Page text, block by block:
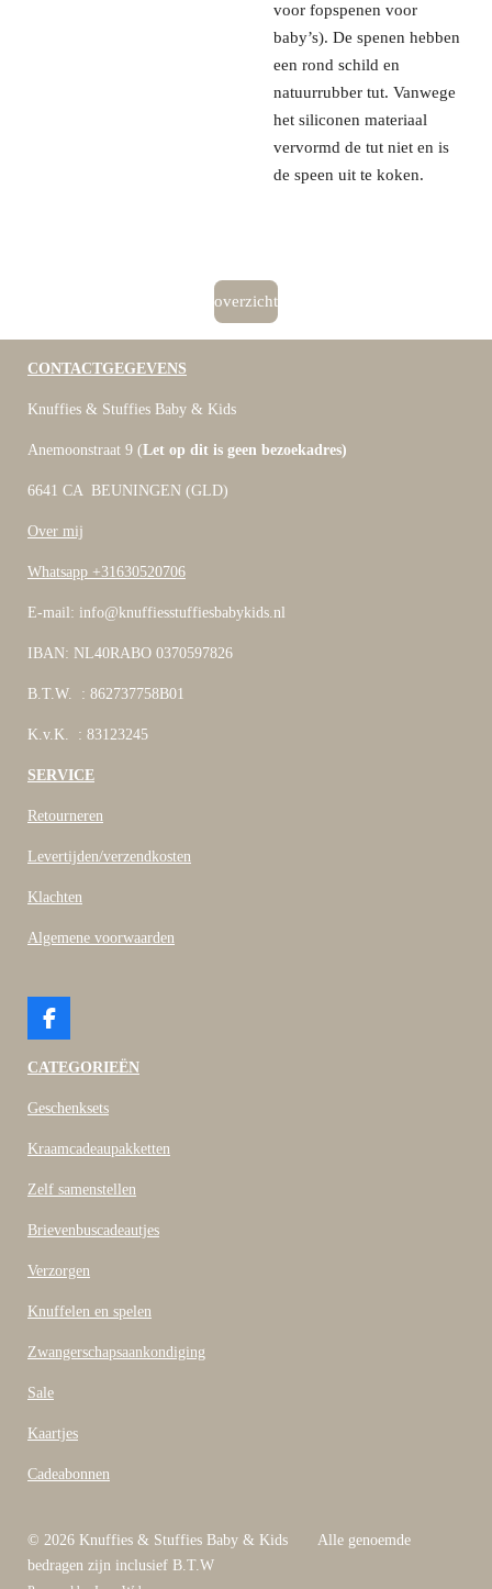
voor fopspenen voor
baby’s). De spenen hebben
een rond schild en
natuurrubber tut. Vanwege
het siliconen materiaal
vervormd de tut niet en is
de speen uit te koken.
overzicht
CONTACTGEGEVENS
Knuffies & Stuffies Baby & Kids
Anemoonstraat 9 (Let op dit is geen bezoekadres)
6641 CA BEUNINGEN (GLD)
Over mij
Whatsapp +31630520706
E-mail: info@knuffiesstuffiesbabykids.nl
IBAN: NL40RABO 0370597826
B.T.W. : 862737758B01
K.v.K. : 83123245
SERVICE
Retourneren
Levertijden/verzendkosten
Klachten
Algemene voorwaarden
F
c
b
o
CATEGORIEËN
Geschenksets
Kraamcadeaupakketten
Zelf samenstellen
Brievenbuscadeautjes
Verzorgen
Knuffelen en spelen
Zwangerschapsaankondiging
Sale
Kaartjes
Cadeabonnen
© 2026 Knuffies & Stuffies Baby & Kids Alle genoemde
bedragen zijn inclusief B.T.W